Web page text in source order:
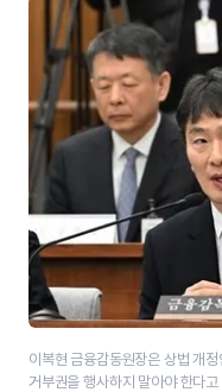
이복현 금융감동원장은 상법 개
거부권을 행사하지 말아야 한다